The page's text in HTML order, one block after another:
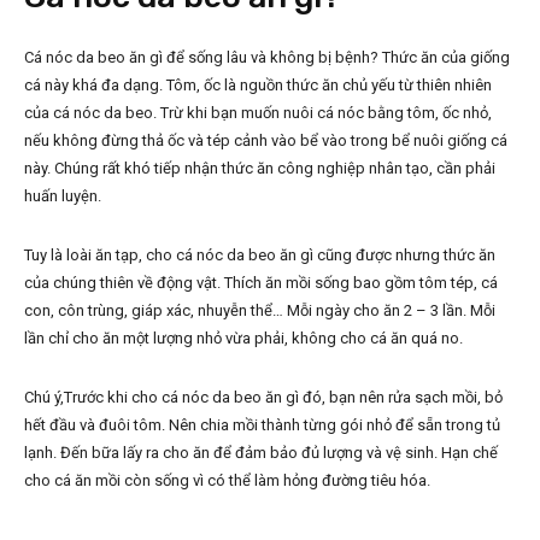
Cá nóc da beo ăn gì để sống lâu và không bị bệnh? Thức ăn của giống
cá này khá đa dạng. Tôm, ốc là nguồn thức ăn chủ yếu từ thiên nhiên
của cá nóc da beo. Trừ khi bạn muốn nuôi cá nóc bằng tôm, ốc nhỏ,
nếu không đừng thả ốc và tép cảnh vào bể vào trong bể nuôi giống cá
này. Chúng rất khó tiếp nhận thức ăn công nghiệp nhân tạo, cần phải
huấn luyện.
Tuy là loài ăn tạp, cho cá nóc da beo ăn gì cũng được nhưng thức ăn
của chúng thiên về động vật. Thích ăn mồi sống bao gồm tôm tép, cá
con, côn trùng, giáp xác, nhuyễn thể… Mỗi ngày cho ăn 2 – 3 lần. Mỗi
lần chỉ cho ăn một lượng nhỏ vừa phải, không cho cá ăn quá no.
Chú ý,Trước khi cho cá nóc da beo ăn gì đó, bạn nên rửa sạch mồi, bỏ
hết đầu và đuôi tôm. Nên chia mồi thành từng gói nhỏ để sẵn trong tủ
lạnh. Đến bữa lấy ra cho ăn để đảm bảo đủ lượng và vệ sinh. Hạn chế
cho cá ăn mồi còn sống vì có thể làm hỏng đường tiêu hóa.